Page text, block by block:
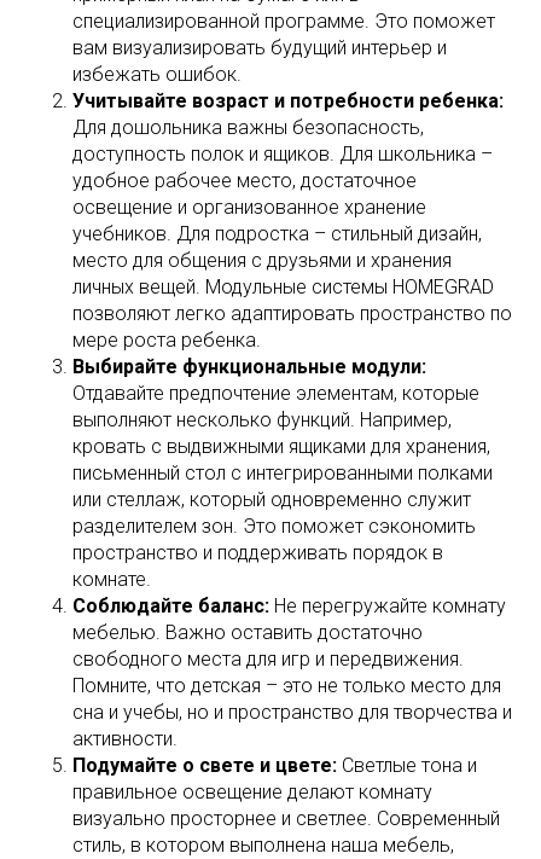
специализированной программе. Это поможет
вам визуализировать будущий интерьер и
избежать ошибок.
Учитывайте возраст и потребности ребенка:
Для дошольника важны безопасность,
доступность полок и ящиков. Для школьника –
удобное рабочее место, достаточное
освещение и организованное хранение
учебников. Для подростка – стильный дизайн,
место для общения с друзьями и хранения
личных вещей. Модульные системы HOMEGRAD
позволяют легко адаптировать пространство по
мере роста ребенка.
Выбирайте функциональные модули:
Отдавайте предпочтение элементам, которые
выполняют несколько функций. Например,
кровать с выдвижными ящиками для хранения,
письменный стол с интегрированными полками
или стеллаж, который одновременно служит
разделителем зон. Это поможет сэкономить
пространство и поддерживать порядок в
комнате.
Соблюдайте баланс: Не перегружайте комнату
мебелью. Важно оставить достаточно
свободного места для игр и передвижения.
Помните, что детская – это не только место для
сна и учебы, но и пространство для творчества и
активности.
Подумайте о свете и цвете: Светлые тона и
правильное освещение делают комнату
визуально просторнее и светлее. Современный
стиль, в котором выполнена наша мебель,